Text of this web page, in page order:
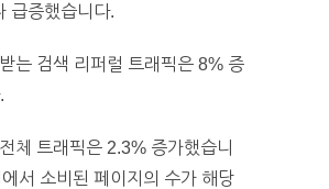
급증했습니다.
는 검색 리퍼럴 트래픽은 8% 증
체 트래픽은 2.3% 증가했습니
서 소비된 페이지의 수가 해당